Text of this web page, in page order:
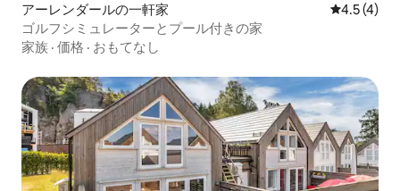
アーレンダールの一軒家 レビュー4
4.5 (4)
ゴルフシミュレーターとプール付きの家
家族 · 価格 · おもてなし